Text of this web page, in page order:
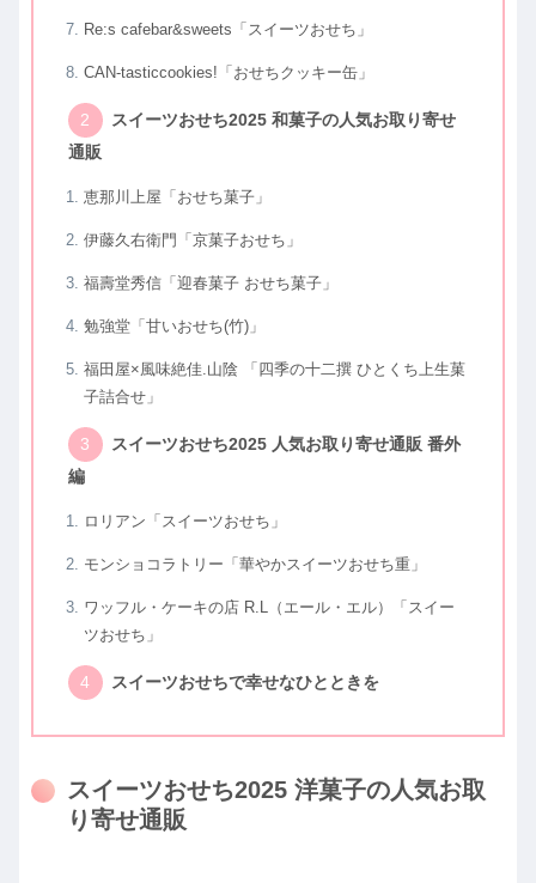
Re:s cafebar&sweets「スイーツおせち」
CAN-tasticcookies!「おせちクッキー缶」
スイーツおせち2025 和菓子の人気お取り寄せ
通販
恵那川上屋「おせち菓子」
伊藤久右衛門「京菓子おせち」
福壽堂秀信「迎春菓子 おせち菓子」
勉強堂「甘いおせち(竹)」
福田屋×風味絶佳.山陰 「四季の十二撰 ひとくち上生菓
子詰合せ」
スイーツおせち2025 人気お取り寄せ通販 番外
編
ロリアン「スイーツおせち」
モンショコラトリー「華やかスイーツおせち重」
ワッフル・ケーキの店 R.L（エール・エル）「スイー
ツおせち」
スイーツおせちで幸せなひとときを
スイーツおせち2025 洋菓子の人気お取
り寄せ通販